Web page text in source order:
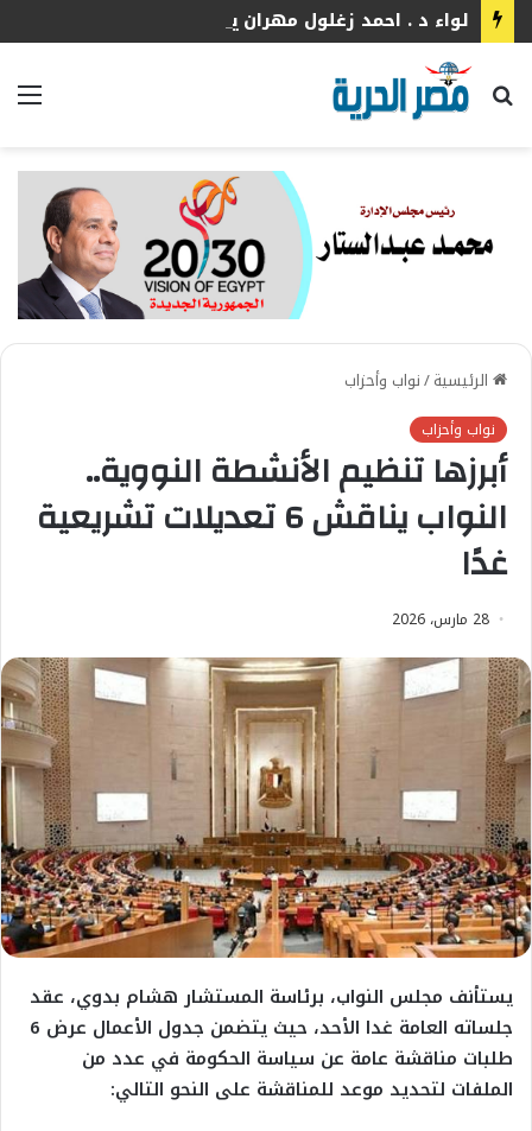
بحث
الرئيسية/نواب وأحزاب
نواب وأحزاب
أبرزها تنظيم الأنشطة النووية..
النواب يناقش 6 تعديلات تشريعية
غدًا
28 مارس، 2026
يستأنف مجلس النواب، برئاسة المستشار هشام بدوي، عقد
جلساته العامة غدا الأحد، حيث يتضمن جدول الأعمال عرض 6
طلبات مناقشة عامة عن سياسة الحكومة في عدد من
الملفات لتحديد موعد للمناقشة على النحو التالي: